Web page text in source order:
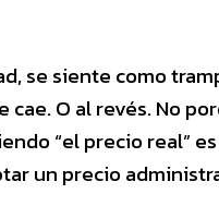
se siente como
O al revés. No
“el precio real”
un precio